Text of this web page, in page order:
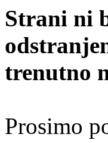
Strani ni
trenutno
Prosimo